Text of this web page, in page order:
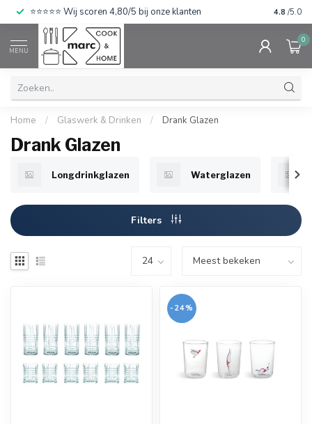
⭐⭐⭐⭐⭐ Wij scoren 4,80/5 bij onze klanten 4.8 /5.0
MENU
0
Home / Glaswerk & Drinken / Drank Glazen
Drank Glazen
Longdrinkglazen Waterglazen
Filters
-24%